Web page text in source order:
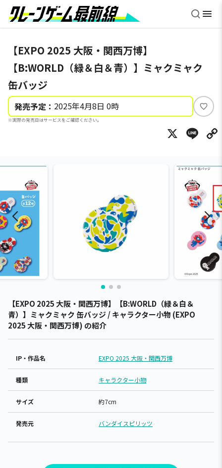
【EXPO 2025 大阪・関西万博】
【B:WORLD（緑＆白＆青）】ミャクミャク
缶バッジ
発売予定： 2025年4月8日 0時
※実際の発売日はサービスをご確認ください。
い
ね
X
【EXPO 2025 大阪・関西万博】【B:WORLD（緑＆白＆
青）】ミャクミャク 缶バッジ / キャラクター小物 (EXPO
2025 大阪・関西万博) の紹介
IP・作品名 EXPO 2025 大阪・関西万博
種類 キャラクター小物
サイズ 約7cm
発売元 バンダイスピリッツ